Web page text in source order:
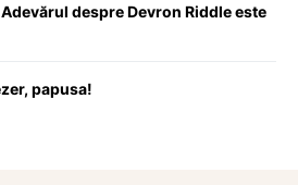
Adevărul despre Devron Riddle este
papusa!